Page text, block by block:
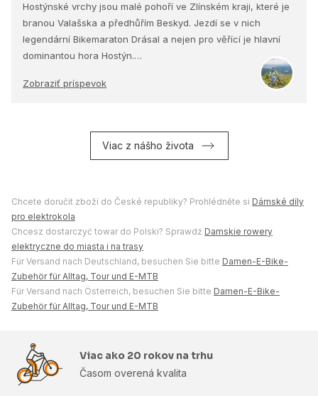
Hostýnské vrchy jsou malé pohoří ve Zlínském kraji, které je
branou Valašska a předhůřím Beskyd. Jezdí se v nich
legendární Bikemaraton Drásal a nejen pro věřící je hlavní
dominantou hora Hostýn.…
Zobraziť príspevok
Viac z nášho života
Chcete doručit zboží do České republiky? Prohlédněte si Dámské díly
pro elektrokola
Chcesz dostarczyć towar do Polski? Sprawdź Damskie rowery
elektryczne do miasta i na trasy
Für Versand nach Deutschland, besuchen Sie bitte Damen-E-Bike-
Zubehör für Alltag, Tour und E-MTB
Für Versand nach Österreich, besuchen Sie bitte Damen-E-Bike-
Zubehör für Alltag, Tour und E-MTB
Viac ako 20 rokov na trhu
Časom overená kvalita